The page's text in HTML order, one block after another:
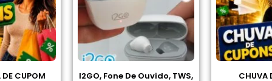
Ouvido, TWS,
CHUVA DE CUPOM
Jogo De